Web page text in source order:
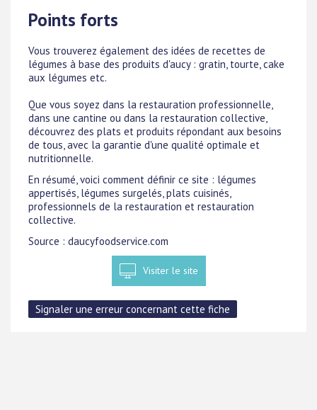
Points forts
Vous trouverez également des idées de recettes de
légumes à base des produits d'aucy : gratin, tourte, cake
aux légumes etc.
Que vous soyez dans la restauration professionnelle,
dans une cantine ou dans la restauration collective,
découvrez des plats et produits répondant aux besoins
de tous, avec la garantie d'une qualité optimale et
nutritionnelle.
En résumé, voici comment définir ce site : légumes
appertisés, légumes surgelés, plats cuisinés,
professionnels de la restauration et restauration
collective.
Source : daucyfoodservice.com
Visiter le site